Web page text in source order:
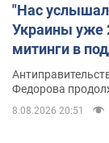
"Нас
Украины уже
митинги в
Федорова
8.08.2026 20:51